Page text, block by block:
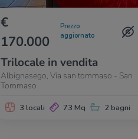
€
170.000
Prezzo
aggiornato
Trilocale in vendita
Albignasego, Via san tommaso - San
Tommaso
3 locali 73 Mq 2 bagni